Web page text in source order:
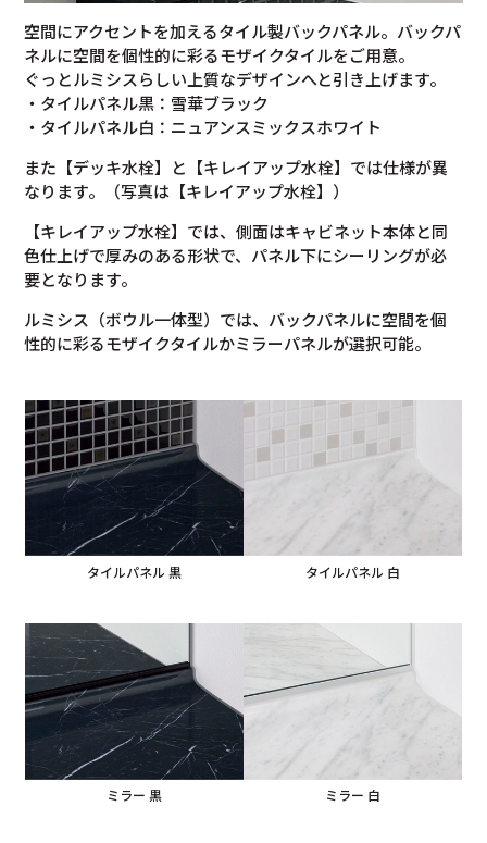
空間にアクセントを加えるタイル製バックパネル。バックパ
ネルに空間を個性的に彩るモザイクタイルをご用意。
ぐっとルミシスらしい上質なデザインへと引き上げます。
・タイルパネル黒：雪華ブラック
・タイルパネル白：ニュアンスミックスホワイト
また【デッキ水栓】と【キレイアップ水栓】では仕様が異
なります。（写真は【キレイアップ水栓】）
【キレイアップ水栓】では、側面はキャビネット本体と同
色仕上げで厚みのある形状で、パネル下にシーリングが必
要となります。
ルミシス（ボウル一体型）では、バックパネルに空間を個
性的に彩るモザイクタイルかミラーパネルが選択可能。
タイルパネル 黒 タイルパネル 白
ミラー 黒 ミラー 白